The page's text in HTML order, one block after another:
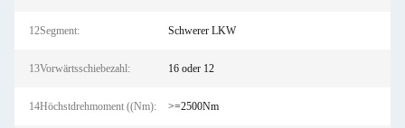
12Segment: Schwerer LKW
13Vorwärtsschiebezahl: 16 oder 12
14Höchstdrehmoment ((Nm): >=2500Nm